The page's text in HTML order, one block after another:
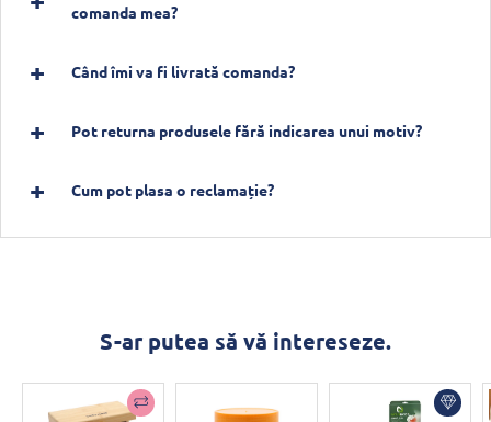
comanda mea?
Când îmi va fi livrată comanda?
Pot returna produsele fără indicarea unui motiv?
Cum pot plasa o reclamație?
S-ar putea să vă intereseze.